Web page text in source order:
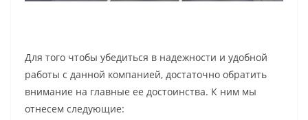
Для того чтобы убедиться в надежности и удобной
работы с данной компанией, достаточно обратить
внимание на главные ее достоинства. К ним мы
отнесем следующие: